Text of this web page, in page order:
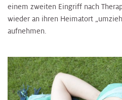
einem zweiten Eingriff nach
wieder an ihren Heimatort
aufnehmen.